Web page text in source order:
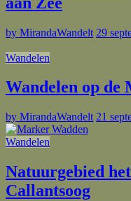
by MirandaWandelt 29
Wandelen
Wandelen op de
by MirandaWandelt 21
Wandelen
Natuurgebied
Callantsoog